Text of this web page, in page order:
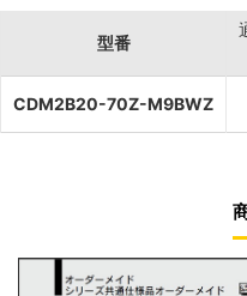
型番
CDM2B20-70Z-M9BWZ